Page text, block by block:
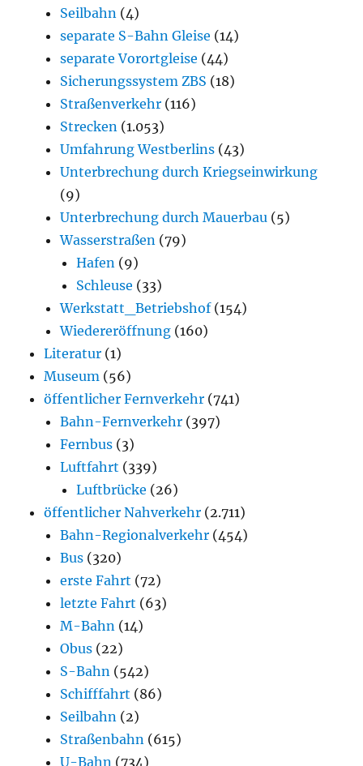
Seilbahn (4)
separate S-Bahn Gleise (14)
separate Vorortgleise (44)
Sicherungssystem ZBS (18)
Straßenverkehr (116)
Strecken (1.053)
Umfahrung Westberlins (43)
Unterbrechung durch Kriegseinwirkung
(9)
Unterbrechung durch Mauerbau (5)
Wasserstraßen (79)
Hafen (9)
Schleuse (33)
Werkstatt_Betriebshof(154)
Wiedereröffnung (160)
Literatur (1)
Museum (56)
öffentlicher Fernverkehr (741)
Bahn-Fernverkehr (397)
Fernbus (3)
Luftfahrt (339)
Luftbrücke (26)
öffentlicher Nahverkehr (2.711)
Bahn-Regionalverkehr (454)
Bus (320)
erste Fahrt (72)
letzte Fahrt (63)
M-Bahn (14)
Obus (22)
S-Bahn (542)
Schifffahrt (86)
Seilbahn (2)
Straßenbahn (615)
U-Bahn (734)